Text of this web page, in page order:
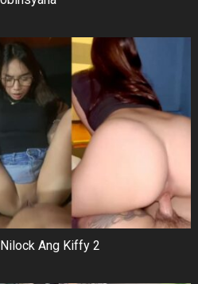
Ang Kiffy 2